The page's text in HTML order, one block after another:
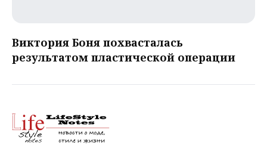
Виктория Боня похвасталась
результатом пластической операции